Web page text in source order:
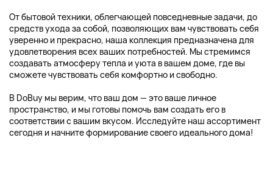
От бытовой техники, облегчающей повседневные задачи, до
средств ухода за собой, позволяющих вам чувствовать себя
уверенно и прекрасно, наша коллекция предназначена для
удовлетворения всех ваших потребностей. Мы стремимся
создавать атмосферу тепла и уюта в вашем доме, где вы
сможете чувствовать себя комфортно и свободно.
В DoBuy мы верим, что ваш дом — это ваше личное
пространство, и мы готовы помочь вам создать его в
соответствии с вашим вкусом. Исследуйте наш ассортимент
сегодня и начните формирование своего идеального дома!